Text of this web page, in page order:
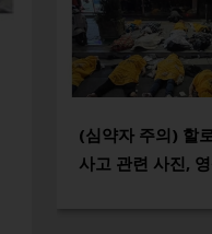
(심약자 주의) 할
사고 관련 사진,